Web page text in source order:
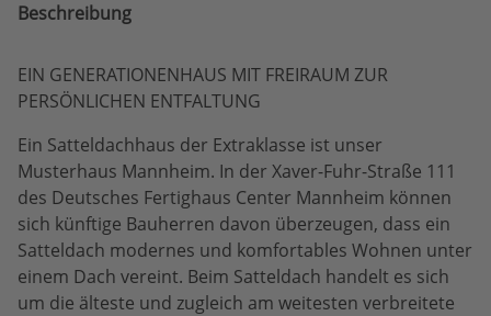
Beschreibung
EIN GENERATIONENHAUS MIT FREIRAUM ZUR
PERSÖNLICHEN ENTFALTUNG
Ein Satteldachhaus der Extraklasse ist unser
Musterhaus Mannheim. In der Xaver-Fuhr-Straße 111
des Deutsches Fertighaus Center Mannheim können
sich künftige Bauherren davon überzeugen, dass ein
Satteldach modernes und komfortables Wohnen unter
einem Dach vereint. Beim Satteldach handelt es sich
um die älteste und zugleich am weitesten verbreitete